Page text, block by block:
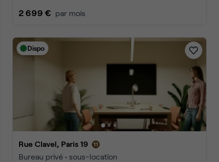
2 699 € par mois
Dispo
Rue Clavel, Paris 19
Bureau privé • sous-location